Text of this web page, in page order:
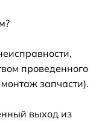
проведенного
запчасти).
выход из